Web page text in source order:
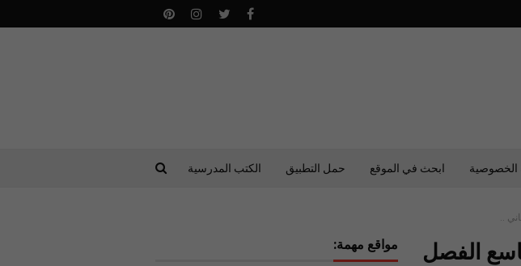
ابحث في الموقع حمل التطبيق الكتب المدرسية
التاسع الفصل
مواقع مهمة: